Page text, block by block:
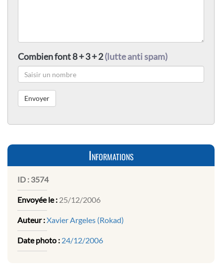
Combien font 8 + 3 + 2(lutte anti spam)
Informations
ID : 3574
Envoyée le : 25/12/2006
Auteur :Xavier Argeles (Rokad)
Date photo : 24/12/2006